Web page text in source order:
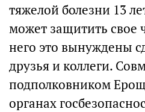
тяжелой болезни 13
может защитить свое
него это вынуждены
друзья и коллеги.
подполковником
органах